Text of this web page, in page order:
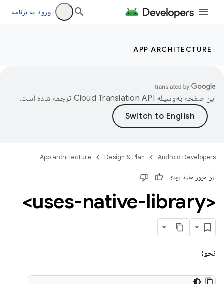
ورود به برنامه
APP ARCHITECTURE
این صفحه به‌وسیله ترجمه شده است.
Android Developers
Design & Plan
App architecture
این مرور مفید بود؟
<uses-native-library>
نحو: